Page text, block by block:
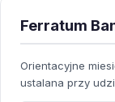
Ferratum
Orientacyjne
ustalana przy